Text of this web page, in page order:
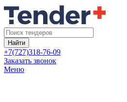
Найти
+7(727)318-76-09
Заказать звонок
Меню